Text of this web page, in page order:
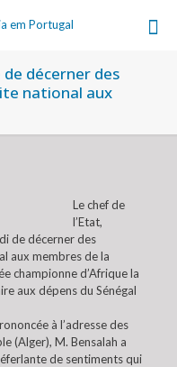
de décerner des
national aux
Le chef de
l’Etat,
de décerner des
aux membres de la
championne d’Afrique la
aux dépens du Sénégal
à l’adresse des
(Alger), M. Bensalah a
de sentiments qui